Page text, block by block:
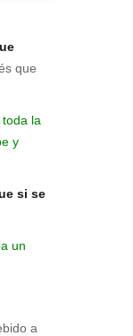
que
la
y
si se
un
a